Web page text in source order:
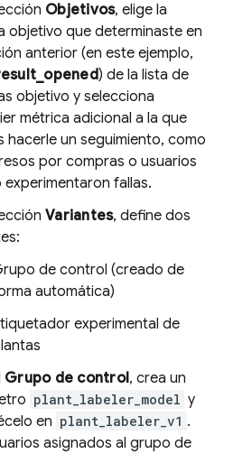
Objetivos, elige la
objetivo que determinaste en
anterior (en este ejemplo,
) de la lista de
objetivo y selecciona
métrica adicional a la que
hacerle un seguimiento, como
por compras o usuarios
experimentaron fallas.
Variantes, define dos
de control (creado de
automática)
experimental de
Grupo de control, crea un
plant_labeler_model y
en plant_labeler_v1 .
asignados al grupo de